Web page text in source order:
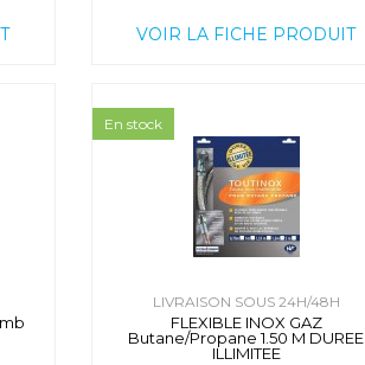
VOIR LA FICHE PRODUIT
LIVRAISON SOUS 24H/48H
FLEXIBLE INOX GAZ
Butane/Propane 1.50 M DUREE
ILLIMITEE
En stock